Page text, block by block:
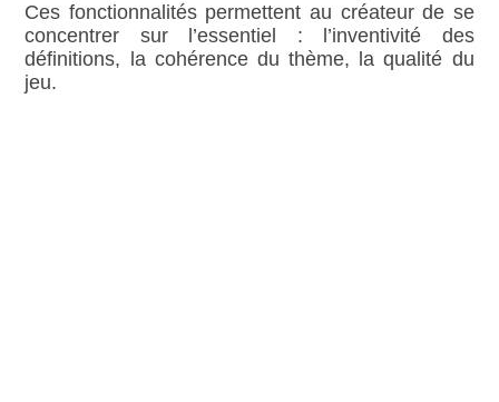
Ces fonctionnalités permettent au créateur de se
concentrer sur l’essentiel : l’inventivité des
définitions, la cohérence du thème, la qualité du
jeu.